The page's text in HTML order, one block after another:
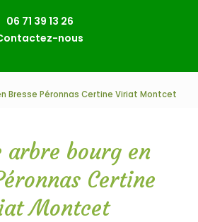
06 71 39 13 26
nous
Bresse Péronnas Certine Viriat Montcet
arbre bourg en
Certine
Montcet